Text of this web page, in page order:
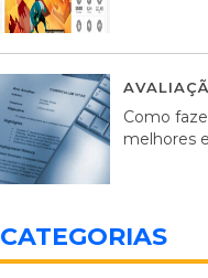
Como
melhores
CATEGORIAS